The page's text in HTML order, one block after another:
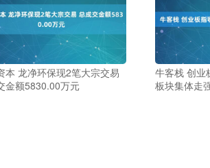
本 龙净环保现2笔大宗交易
金额5830.00万元
牛客栈 创业
板块集体走